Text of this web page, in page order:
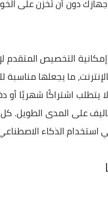
دون أن تُخزن على
التخصيص المتقدم
ما يجعلها مناسبة
يتطلب اشتراكًا شهريًا
على المدى الطويل.
استخدام الذكاء